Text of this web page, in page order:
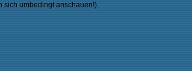
sich umbedingt anschauen!).